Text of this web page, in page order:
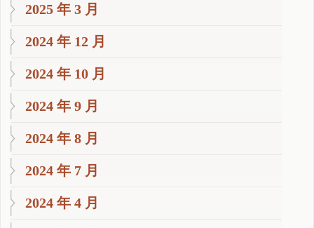
2025 年 3 月
2024 年 12 月
2024 年 10 月
2024 年 9 月
2024 年 8 月
2024 年 7 月
2024 年 4 月